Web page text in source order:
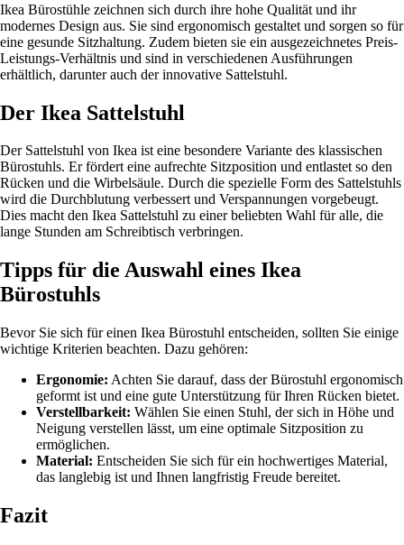
Ikea Bürostühle zeichnen sich durch ihre hohe Qualität und ihr
modernes Design aus. Sie sind ergonomisch gestaltet und sorgen so für
eine gesunde Sitzhaltung. Zudem bieten sie ein ausgezeichnetes Preis-
Leistungs-Verhältnis und sind in verschiedenen Ausführungen
erhältlich, darunter auch der innovative Sattelstuhl.
Der Ikea Sattelstuhl
Der Sattelstuhl von Ikea ist eine besondere Variante des klassischen
Bürostuhls. Er fördert eine aufrechte Sitzposition und entlastet so den
Rücken und die Wirbelsäule. Durch die spezielle Form des Sattelstuhls
wird die Durchblutung verbessert und Verspannungen vorgebeugt.
Dies macht den Ikea Sattelstuhl zu einer beliebten Wahl für alle, die
lange Stunden am Schreibtisch verbringen.
Tipps für die Auswahl eines Ikea
Bürostuhls
Bevor Sie sich für einen Ikea Bürostuhl entscheiden, sollten Sie einige
wichtige Kriterien beachten. Dazu gehören:
Ergonomie: Achten Sie darauf, dass der Bürostuhl ergonomisch
geformt ist und eine gute Unterstützung für Ihren Rücken bietet.
Verstellbarkeit: Wählen Sie einen Stuhl, der sich in Höhe und
Neigung verstellen lässt, um eine optimale Sitzposition zu
ermöglichen.
Material: Entscheiden Sie sich für ein hochwertiges Material,
das langlebig ist und Ihnen langfristig Freude bereitet.
Fazit